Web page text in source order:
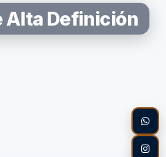
Alta Definición